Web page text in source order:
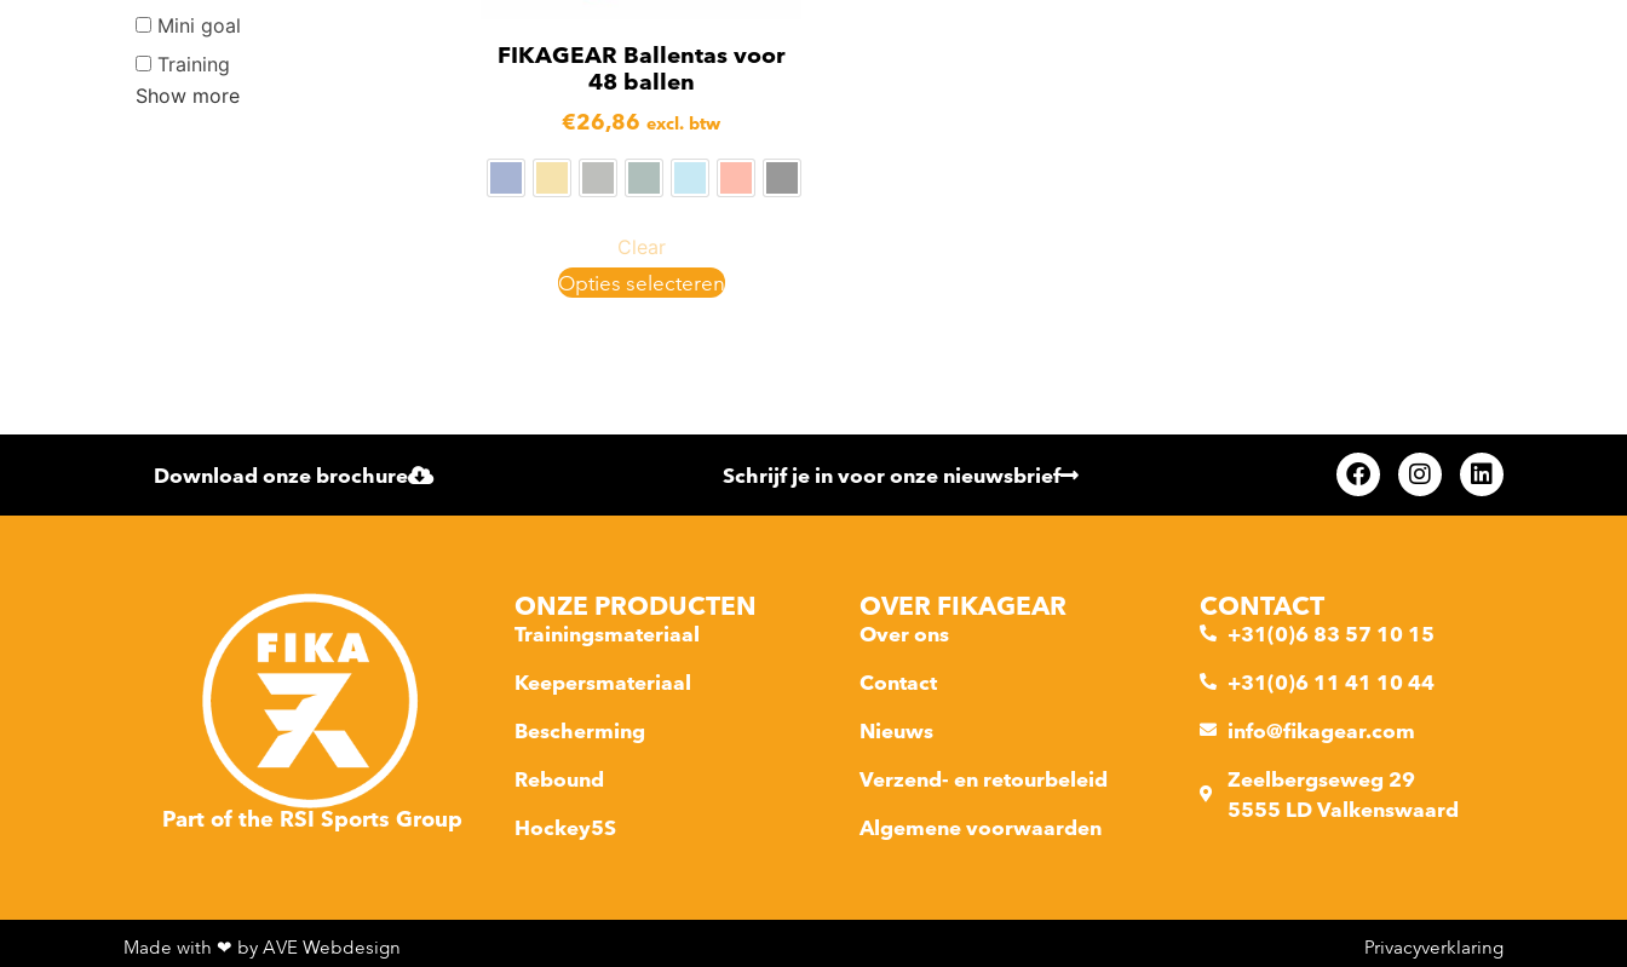
Mini goal
Training
Show more
FIKAGEAR Ballentas voor
48 ballen
€26,86 excl. btw
Clear
Opties selecteren
Download onze brochure Schrijf je in voor onze nieuwsbrief
Part of the RSI Sports Group
ONZE PRODUCTEN
Trainingsmateriaal
Keepersmateriaal
Bescherming
Rebound
Hockey5S
OVER FIKAGEAR
Over ons
Contact
Nieuws
Verzend- en retourbeleid
Algemene voorwaarden
CONTACT
+31(0)6 83 57 10 15
+31(0)6 11 41 10 44
info@fikagear.com
Zeelbergseweg 29
5555 LD Valkenswaard
Made with ❤ by AVE Webdesign Privacyverklaring